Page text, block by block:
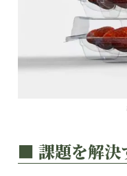
■ 課題を解決